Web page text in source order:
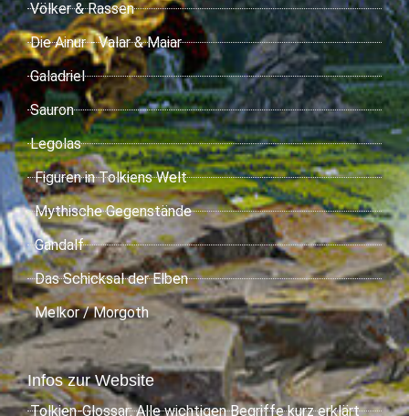
Völker & Rassen
Die Ainur - Valar & Maiar
Galadriel
Sauron
Legolas
Figuren in Tolkiens Welt
Mythische Gegenstände
Gandalf
Das Schicksal der Elben
Melkor / Morgoth
Infos zur Website
Tolkien-Glossar: Alle wichtigen Begriffe kurz erklärt